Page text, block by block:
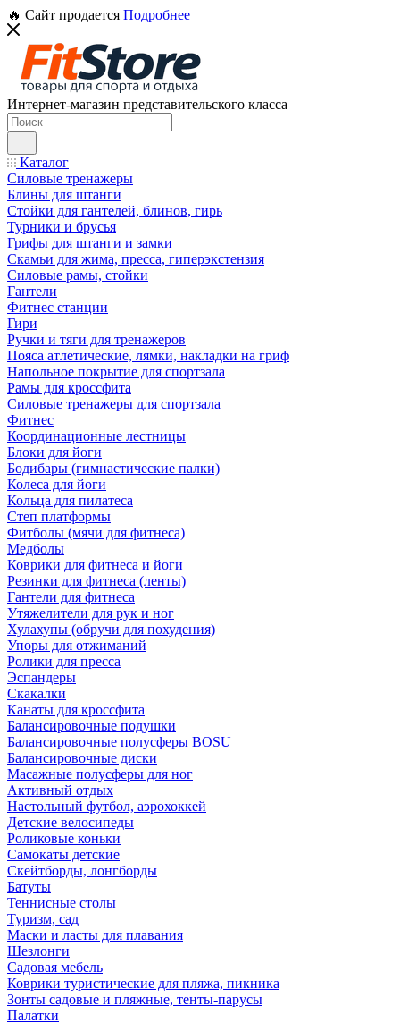
🔥 Сайт продается Подробнее
Интернет-магазин представительского класса
Каталог
Силовые тренажеры
Блины для штанги
Стойки для гантелей, блинов, гирь
Турники и брусья
Грифы для штанги и замки
Скамьи для жима, пресса, гиперэкстензия
Силовые рамы, стойки
Гантели
Фитнес станции
Гири
Ручки и тяги для тренажеров
Пояса атлетические, лямки, накладки на гриф
Напольное покрытие для спортзала
Рамы для кроссфита
Силовые тренажеры для спортзала
Фитнес
Координационные лестницы
Блоки для йоги
Бодибары (гимнастические палки)
Колеса для йоги
Кольца для пилатеса
Степ платформы
Фитболы (мячи для фитнеса)
Медболы
Коврики для фитнеса и йоги
Резинки для фитнеса (ленты)
Гантели для фитнеса
Утяжелители для рук и ног
Хулахупы (обручи для похудения)
Упоры для отжиманий
Ролики для пресса
Эспандеры
Скакалки
Канаты для кроссфита
Балансировочные подушки
Балансировочные полусферы BOSU
Балансировочные диски
Масажные полусферы для ног
Активный отдых
Настольный футбол, аэрохоккей
Детские велосипеды
Роликовые коньки
Самокаты детские
Скейтборды, лонгборды
Батуты
Теннисные столы
Туризм, сад
Маски и ласты для плавания
Шезлонги
Садовая мебель
Коврики туристические для пляжа, пикника
Зонты садовые и пляжные, тенты-парусы
Палатки